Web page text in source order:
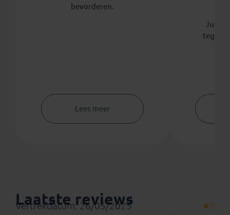
bevorderen.
Lees meer
tegen
Laatste reviews
Vertrekdatum: 26/05/2025 9